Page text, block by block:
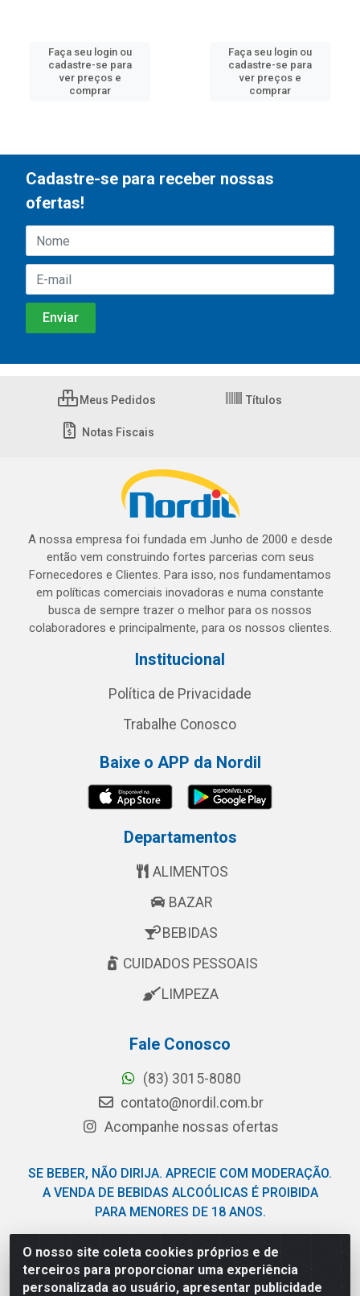
Faça seu login ou
cadastre-se para
ver preços e
comprar
Faça seu login ou
cadastre-se para
ver preços e
comprar
O nosso site coleta cookies próprios e de
terceiros para proporcionar uma experiência
personalizada ao usuário, apresentar publicidade
Cadastre-se para receber nossas
ofertas!
Meus Pedidos Títulos
Notas Fiscais
A nossa empresa foi fundada em Junho de 2000 e desde
então vem construindo fortes parcerias com seus
Fornecedores e Clientes. Para isso, nos fundamentamos
em políticas comerciais inovadoras e numa constante
busca de sempre trazer o melhor para os nossos
colaboradores e principalmente, para os nossos clientes.
Institucional
Política de Privacidade
Trabalhe Conosco
Baixe o APP da Nordil
Departamentos
ALIMENTOS
BAZAR
BEBIDAS
CUIDADOS PESSOAIS
LIMPEZA
Fale Conosco
(83) 3015-8080
contato@nordil.com.br
Acompanhe nossas ofertas
SE BEBER, NÃO DIRIJA. APRECIE COM MODERAÇÃO.
A VENDA DE BEBIDAS ALCOÓLICAS É PROIBIDA
PARA MENORES DE 18 ANOS.
Nordil Distribuidora - Avenida Liberdade, 2738, Bloco F -
Sesi - Bayeux/PB - CEP 58.111-400 - CNPJ